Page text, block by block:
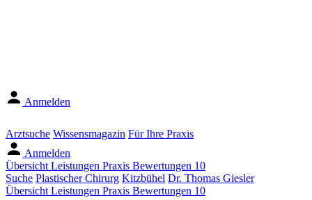
Anmelden
Arztsuche Wissensmagazin Für Ihre Praxis
Anmelden
Übersicht Leistungen Praxis Bewertungen 10
Suche Plastischer Chirurg Kitzbühel Dr. Thomas Giesler
Übersicht Leistungen Praxis Bewertungen 10